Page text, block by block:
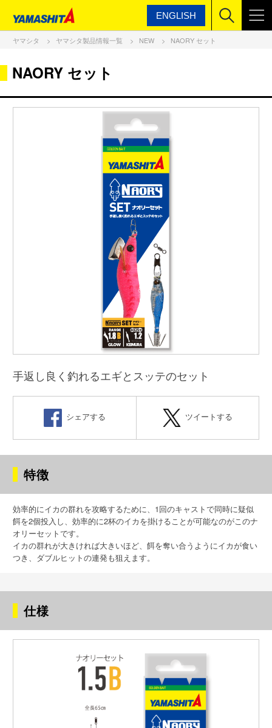
ENGLISH
ヤマシタ ヤマシタ製品情報一覧 NEW NAORY セット
NAORY セット
手返し良く釣れるエギとスッテのセット
シェアする ツイートする
特徴
効率的にイカの群れを攻略するために、1回のキャストで同時に疑似
餌を2個投入し、効率的に2杯のイカを掛けることが可能なのがこのナ
オリーセットです。
イカの群れが大きければ大きいほど、餌を奪い合うようにイカが食い
つき、ダブルヒットの連発も狙えます。
仕様